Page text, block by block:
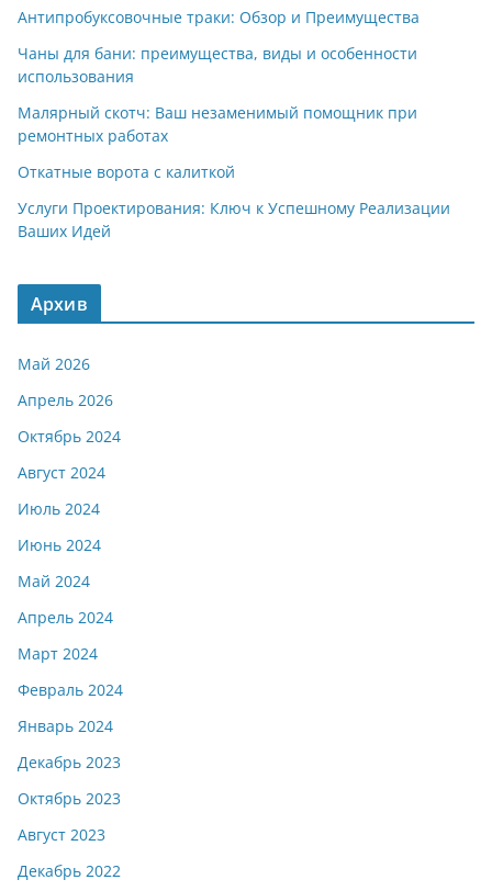
Антипробуксовочные траки: Обзор и Преимущества
Чаны для бани: преимущества, виды и особенности
использования
Малярный скотч: Ваш незаменимый помощник при
ремонтных работах
Откатные ворота с калиткой
Услуги Проектирования: Ключ к Успешному Реализации
Ваших Идей
Архив
Май 2026
Апрель 2026
Октябрь 2024
Август 2024
Июль 2024
Июнь 2024
Май 2024
Апрель 2024
Март 2024
Февраль 2024
Январь 2024
Декабрь 2023
Октябрь 2023
Август 2023
Декабрь 2022